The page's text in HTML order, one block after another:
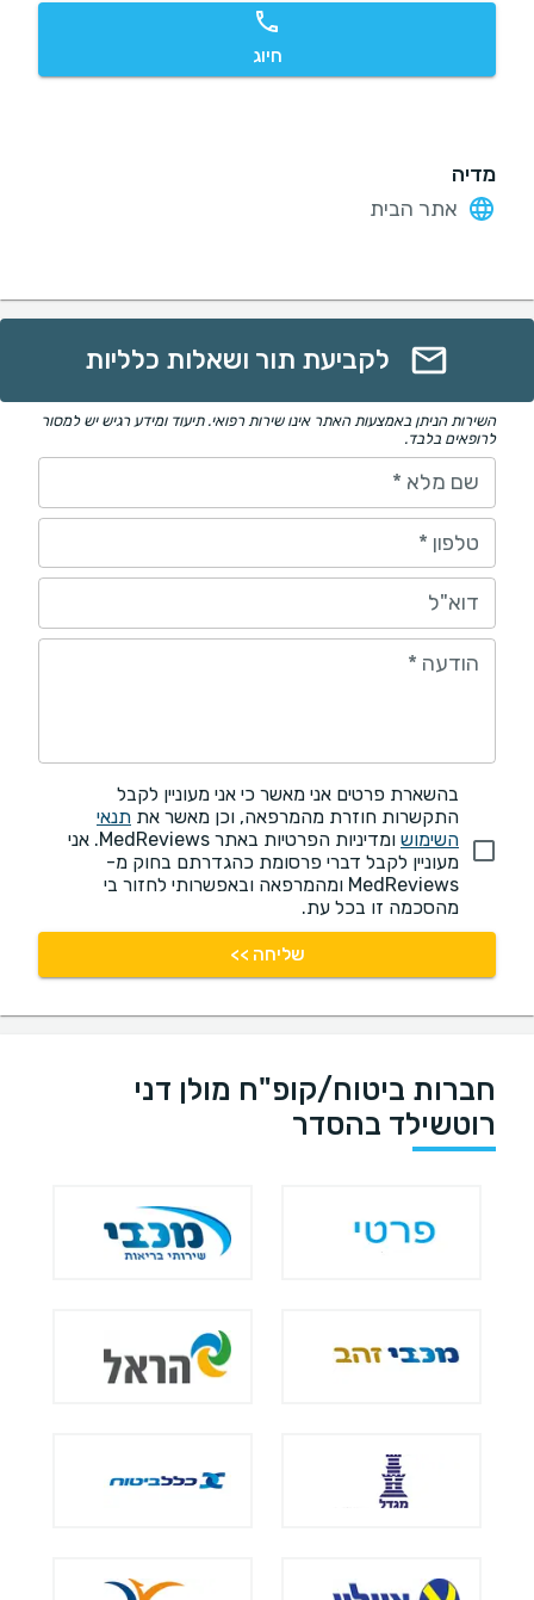
חיוג
מדיה
אתר הבית
לקביעת תור ושאלות כלליות
השירות הניתן באמצעות האתר אינו שירות רפואי. תיעוד ומידע רגיש יש למסור
לרופאים בלבד.
שם מלא *
טלפון *
דוא"ל
הודעה *
בהשארת פרטים אני מאשר כי אני מעוניין לקבל
התקשרות חוזרת מהמרפאה, וכן מאשר את תנאי
השימוש
ומדיניות הפרטיות באתר MedReviews. אני
מעוניין לקבל דברי פרסומת כהגדרתם בחוק מ-
MedReviews ומהמרפאה ובאפשרותי לחזור בי
מהסכמה זו בכל עת.
שליחה >>
חברות ביטוח/קופ"ח מולן דני
רוטשילד בהסדר